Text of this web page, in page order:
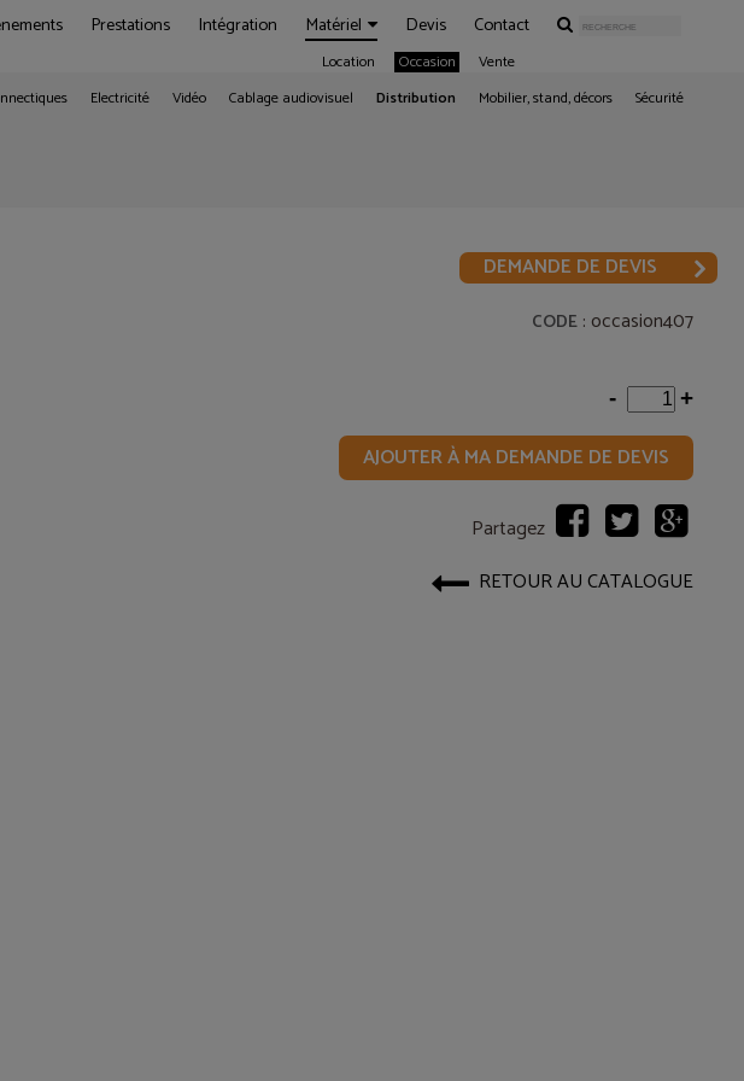
Prestations Intégration Matériel
Location Occasion Vente
Devis Contact
Electricité Vidéo Cablage audiovisuel Distribution Mobilier, stand, décors Sécurité
DEMANDE DE DEVIS
CODE : occasion407
- +
AJOUTER À MA DEMANDE DE DEVIS
Partagez
RETOUR AU CATALOGUE